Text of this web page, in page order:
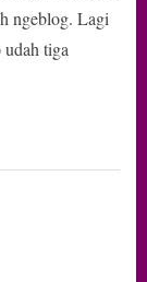
ngeblog. Lagi
tiga